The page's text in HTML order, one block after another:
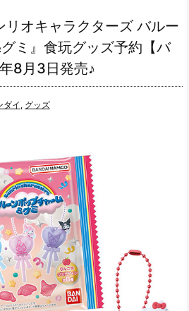
リオキャラクターズ バルー
ミ』食玩グッズ予約【バ
8月3日発売♪
ダイ , グッズ